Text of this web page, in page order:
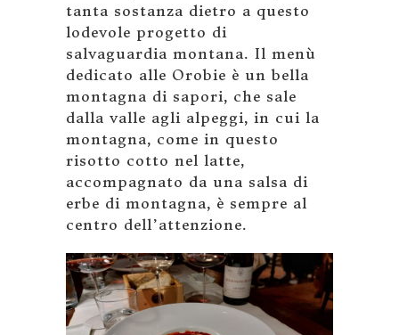
tanta sostanza dietro a questo
lodevole progetto di
salvaguardia montana. Il menù
dedicato alle Orobie è un bella
montagna di sapori, che sale
dalla valle agli alpeggi, in cui la
montagna, come in questo
risotto cotto nel latte,
accompagnato da una salsa di
erbe di montagna, è sempre al
centro dell’attenzione.